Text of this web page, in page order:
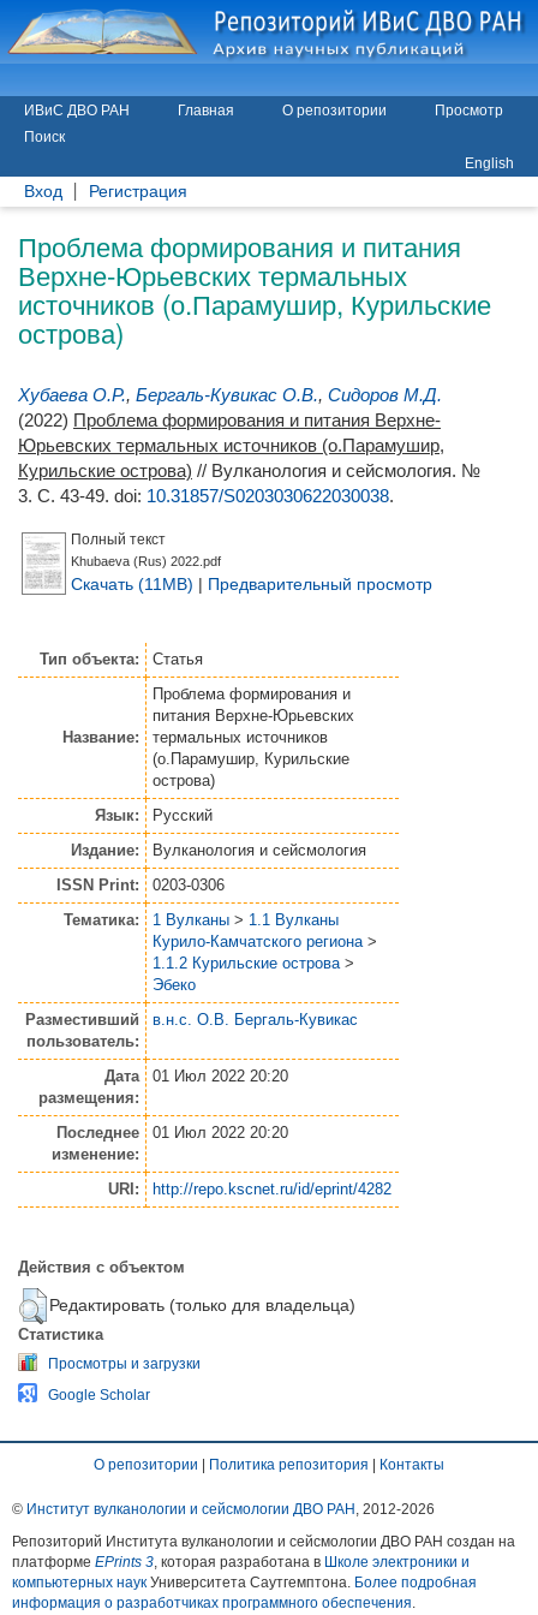
ИВиС ДВО РАН Главная О репозитории
Просмотр
Поиск
English
Вход Регистрация
Проблема формирования и питания
Верхне-Юрьевских термальных
источников (о.Парамушир, Курильские
острова)
Хубаева О.Р., Бергаль-Кувикас О.В., Сидоров М.Д.
(2022) Проблема формирования и питания Верхне-
Юрьевских термальных источников (о.Парамушир,
Курильские острова) // Вулканология и сейсмология. №
3. С. 43-49. doi: 10.31857/S0203030622030038.
Полный текст
Khubaeva (Rus) 2022.pdf
Скачать (11MB) | Предварительный просмотр
Тип объекта: Статья
Название:
Проблема формирования и
питания Верхне-Юрьевских
термальных источников
(о.Парамушир, Курильские
острова)
Язык:
Русский
Издание:
Вулканология и сейсмология
ISSN Print:
0203-0306
Тематика:
1 Вулканы > 1.1 Вулканы
Курило-Камчатского региона >
1.1.2 Курильские острова >
Эбеко
Разместивший
пользователь:
в.н.с. О.В. Бергаль-Кувикас
Дата
размещения:
01 Июл 2022 20:20
Последнее
изменение:
01 Июл 2022 20:20
URI: http://repo.kscnet.ru/id/eprint/4282
Действия с объектом
Редактировать (только для владельца)
Статистика
Просмотры и загрузки
Google Scholar
О репозитории | Политика репозитория | Контакты
© Институт вулканологии и сейсмологии ДВО РАН , 2012-2026
Репозиторий Института вулканологии и сейсмологии ДВО РАН создан на
платформе EPrints 3 , которая разработана в Школе электроники и
компьютерных наук Университета Саутгемптона. Более подробная
информация о разработчиках программного обеспечения